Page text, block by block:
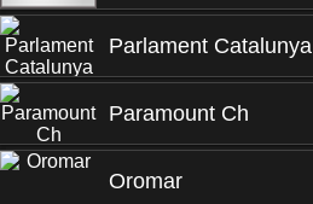
Parlament Catalunya
Paramount Ch
Oromar